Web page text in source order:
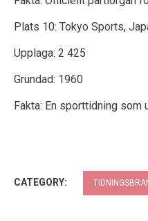
Plats 10: Tokyo Sports,
Upplaga: 2 425
Grundad: 1960
Fakta: En sporttidning som
CATEGORY: